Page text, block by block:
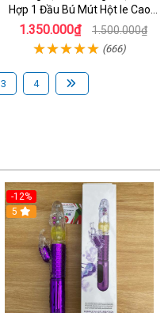
Hợp 1 Đầu Bú Mút Hột le Cao
Cấp Kích Thích Nữ
1.350.000₫ 1.500.000₫
(666)
3 4
-12%
5